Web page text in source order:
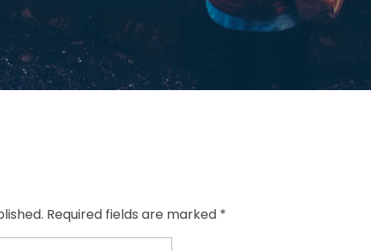
Required fields are marked *